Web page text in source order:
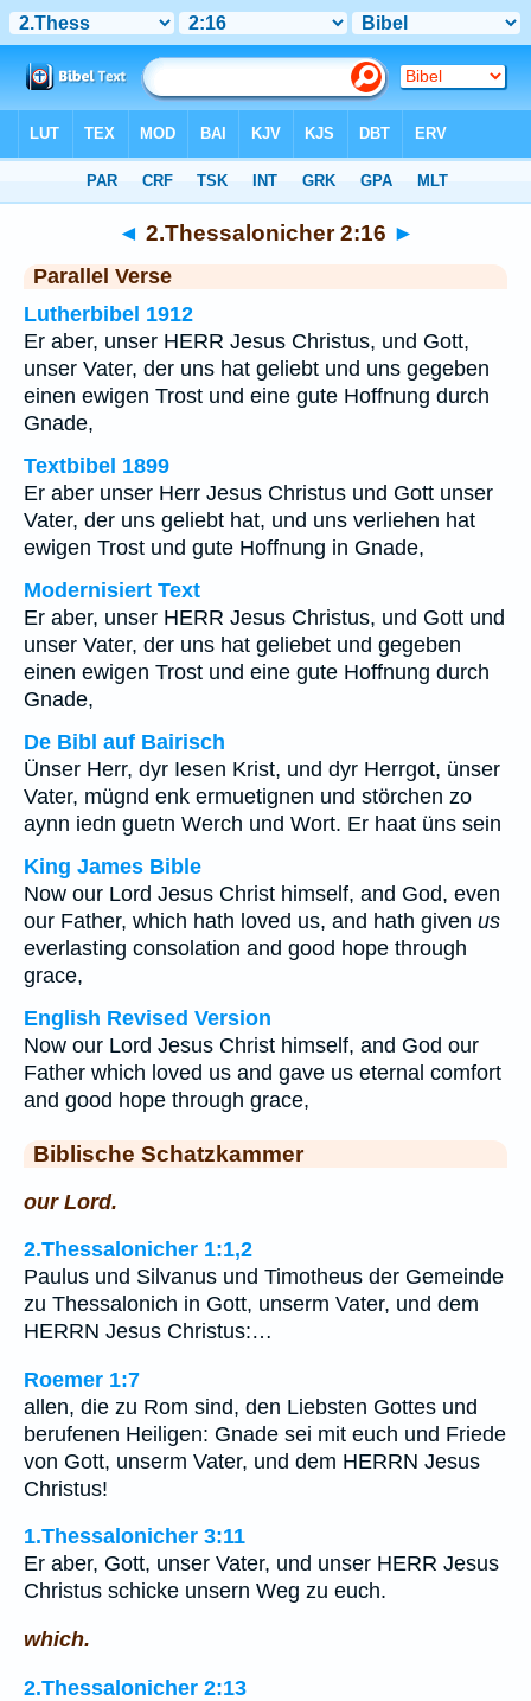
◄ 2.Thessalonicher 2:16 ►
Parallel Verse
Lutherbibel 1912
Er aber, unser HERR Jesus Christus, und Gott,
unser Vater, der uns hat geliebt und uns gegeben
einen ewigen Trost und eine gute Hoffnung durch
Gnade,
Textbibel 1899
Er aber unser Herr Jesus Christus und Gott unser
Vater, der uns geliebt hat, und uns verliehen hat
ewigen Trost und gute Hoffnung in Gnade,
Modernisiert Text
Er aber, unser HERR Jesus Christus, und Gott und
unser Vater, der uns hat geliebet und gegeben
einen ewigen Trost und eine gute Hoffnung durch
Gnade,
De Bibl auf Bairisch
Ünser Herr, dyr Iesen Krist, und dyr Herrgot, ünser
Vater, mügnd enk ermuetignen und störchen zo
aynn iedn guetn Werch und Wort. Er haat üns sein
King James Bible
Now our Lord Jesus Christ himself, and God, even
our Father, which hath loved us, and hath given us
everlasting consolation and good hope through
grace,
English Revised Version
Now our Lord Jesus Christ himself, and God our
Father which loved us and gave us eternal comfort
and good hope through grace,
Biblische Schatzkammer
our Lord.
2.Thessalonicher 1:1,2
Paulus und Silvanus und Timotheus der Gemeinde
zu Thessalonich in Gott, unserm Vater, und dem
HERRN Jesus Christus:…
Roemer 1:7
allen, die zu Rom sind, den Liebsten Gottes und
berufenen Heiligen: Gnade sei mit euch und Friede
von Gott, unserm Vater, und dem HERRN Jesus
Christus!
1.Thessalonicher 3:11
Er aber, Gott, unser Vater, und unser HERR Jesus
Christus schicke unsern Weg zu euch.
which.
2.Thessalonicher 2:13